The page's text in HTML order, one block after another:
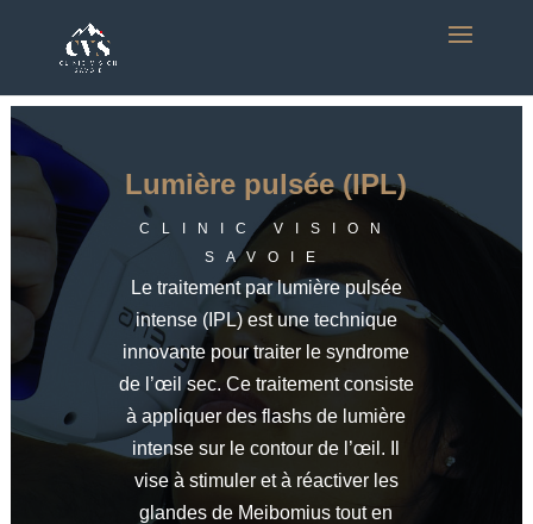
Lumière pulsée (IPL)
CLINIC VISION
SAVOIE
Le traitement par lumière pulsée
intense (IPL) est une technique
innovante pour traiter le syndrome
de l’œil sec. Ce traitement consiste
à appliquer des flashs de lumière
intense sur le contour de l’œil. Il
vise à stimuler et à réactiver les
glandes de Meibomius tout en